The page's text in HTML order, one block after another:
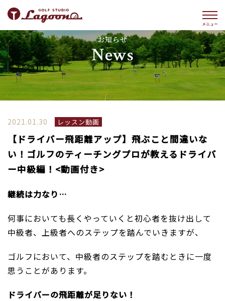
お知らせ
News
2021.01.30 レッスン動画
【ドライバー飛距離アップ】飛ぶこと間違いな
い！ゴルフのティーチングプロが教えるドライバ
ー中級編！<動画付き>
継続は力なり…
何事においても長くやっていくと初心者を抜け出して
中級者、上級者へのステップを踏んでいきますが、
ゴルフにおいて、中級者のステップを踏むときに一度
思うことがあります。
ドライバーの飛距離が足りない！